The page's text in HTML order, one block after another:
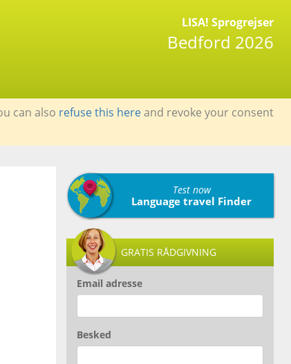
LISA! Sprogrejser
Bedford 2026
can also refuse this hereand revoke your consent
Test now
Language travel Finder
GRATIS RÅDGIVNING
Email adresse
Besked